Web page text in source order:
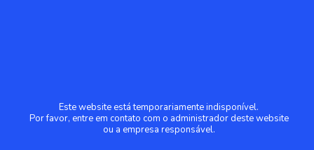
Este website está temporariamente indisponível.
Por favor, entre em contato com o administrador deste website
ou a empresa responsável.